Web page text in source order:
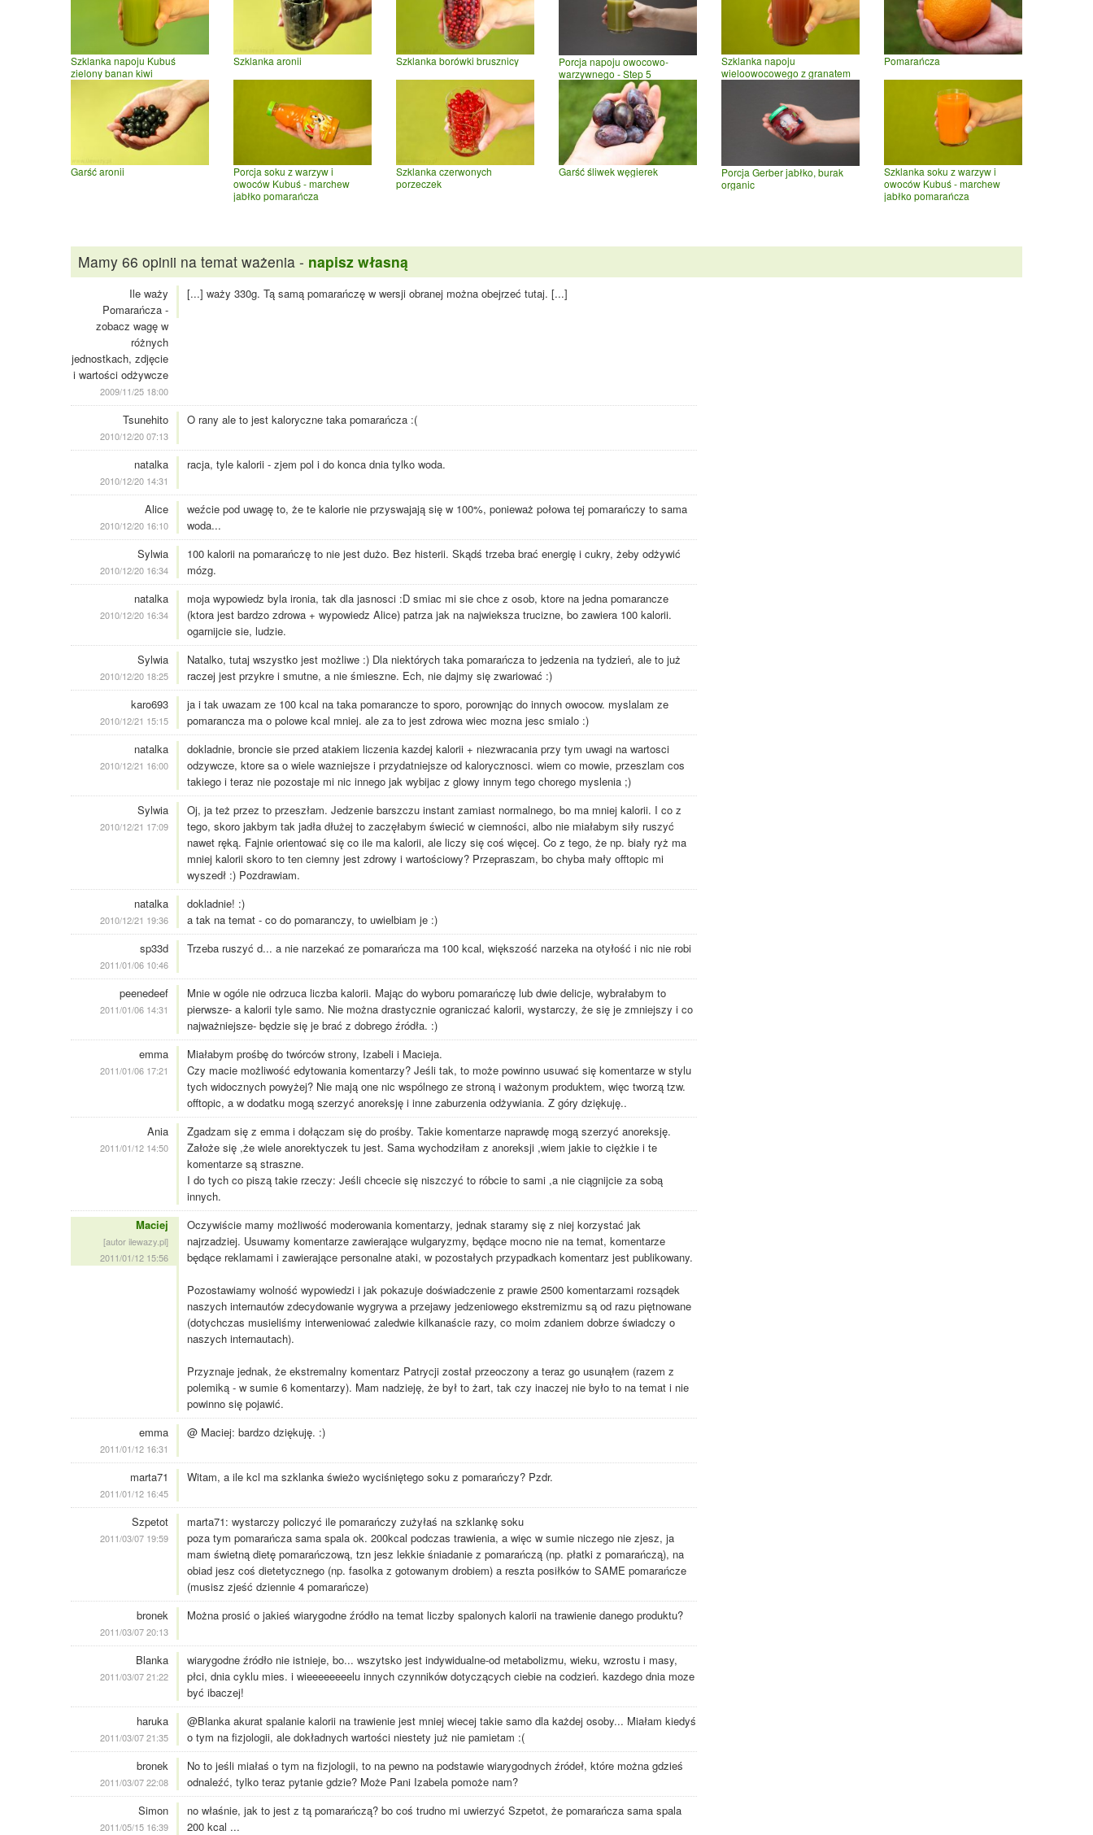
Szklanka napoju Kubuś
zielony banan kiwi
Szklanka aronii Szklanka borówki brusznicy
Porcja napoju owocowo-
warzywnego - Step 5
Szklanka napoju
wieloowocowego z granatem
Pomarańcza
Garść aronii
Porcja soku z warzyw i
owoców Kubuś - marchew
jabłko pomarańcza
Szklanka czerwonych
porzeczek
Garść śliwek węgierek
Porcja Gerber jabłko, burak
organic
Szklanka soku z warzyw i
owoców Kubuś - marchew
jabłko pomarańcza
Mamy 66 opinii na temat ważenia - napisz własną
Ile waży
Pomarańcza -
zobacz wagę w
różnych
jednostkach, zdjęcie
i wartości odżywcze
2009/11/25 18:00
[...] waży 330g. Tą samą pomarańczę w wersji obranej można obejrzeć tutaj. [...]
Tsunehito
2010/12/20 07:13
O rany ale to jest kaloryczne taka pomarańcza :(
natalka
2010/12/20 14:31
racja, tyle kalorii - zjem pol i do konca dnia tylko woda.
Alice
2010/12/20 16:10
weźcie pod uwagę to, że te kalorie nie przyswajają się w 100%, ponieważ połowa tej pomarańczy to sama
woda...
Sylwia
2010/12/20 16:34
100 kalorii na pomarańczę to nie jest dużo. Bez histerii. Skądś trzeba brać energię i cukry, żeby odżywić
mózg.
natalka
2010/12/20 16:34
moja wypowiedz byla ironia, tak dla jasnosci :D smiac mi sie chce z osob, ktore na jedna pomarancze
(ktora jest bardzo zdrowa + wypowiedz Alice) patrza jak na najwieksza trucizne, bo zawiera 100 kalorii.
ogarnijcie sie, ludzie.
Sylwia
2010/12/20 18:25
Natalko, tutaj wszystko jest możliwe :) Dla niektórych taka pomarańcza to jedzenia na tydzień, ale to już
raczej jest przykre i smutne, a nie śmieszne. Ech, nie dajmy się zwariować :)
karo693
2010/12/21 15:15
ja i tak uwazam ze 100 kcal na taka pomarancze to sporo, porownjąc do innych owocow. myslalam ze
pomarancza ma o polowe kcal mniej. ale za to jest zdrowa wiec mozna jesc smialo :)
natalka
2010/12/21 16:00
dokladnie, broncie sie przed atakiem liczenia kazdej kalorii + niezwracania przy tym uwagi na wartosci
odzywcze, ktore sa o wiele wazniejsze i przydatniejsze od kalorycznosci. wiem co mowie, przeszlam cos
takiego i teraz nie pozostaje mi nic innego jak wybijac z glowy innym tego chorego myslenia ;)
Sylwia
2010/12/21 17:09
Oj, ja też przez to przeszłam. Jedzenie barszczu instant zamiast normalnego, bo ma mniej kalorii. I co z
tego, skoro jakbym tak jadła dłużej to zaczęłabym świecić w ciemności, albo nie miałabym siły ruszyć
nawet ręką. Fajnie orientować się co ile ma kalorii, ale liczy się coś więcej. Co z tego, że np. biały ryż ma
mniej kalorii skoro to ten ciemny jest zdrowy i wartościowy? Przepraszam, bo chyba mały offtopic mi
wyszedł :) Pozdrawiam.
natalka
2010/12/21 19:36
dokladnie! :)
a tak na temat - co do pomaranczy, to uwielbiam je :)
sp33d
2011/01/06 10:46
Trzeba ruszyć d... a nie narzekać ze pomarańcza ma 100 kcal, większość narzeka na otyłość i nic nie robi
peenedeef
2011/01/06 14:31
Mnie w ogóle nie odrzuca liczba kalorii. Mając do wyboru pomarańczę lub dwie delicje, wybrałabym to
pierwsze- a kalorii tyle samo. Nie można drastycznie ograniczać kalorii, wystarczy, że się je zmniejszy i co
najważniejsze- będzie się je brać z dobrego źródła. :)
emma
2011/01/06 17:21
Miałabym prośbę do twórców strony, Izabeli i Macieja.
Czy macie możliwość edytowania komentarzy? Jeśli tak, to może powinno usuwać się komentarze w stylu
tych widocznych powyżej? Nie mają one nic wspólnego ze stroną i ważonym produktem, więc tworzą tzw.
offtopic, a w dodatku mogą szerzyć anoreksję i inne zaburzenia odżywiania. Z góry dziękuję..
Ania
2011/01/12 14:50
Zgadzam się z emma i dołączam się do prośby. Takie komentarze naprawdę mogą szerzyć anoreksję.
Założe się ,że wiele anorektyczek tu jest. Sama wychodziłam z anoreksji ,wiem jakie to ciężkie i te
komentarze są straszne.
I do tych co piszą takie rzeczy: Jeśli chcecie się niszczyć to róbcie to sami ,a nie ciągnijcie za sobą
innych.
Maciej
[autor ilewazy.pl]
2011/01/12 15:56
Oczywiście mamy możliwość moderowania komentarzy, jednak staramy się z niej korzystać jak
najrzadziej. Usuwamy komentarze zawierające wulgaryzmy, będące mocno nie na temat, komentarze
będące reklamami i zawierające personalne ataki, w pozostałych przypadkach komentarz jest publikowany.
Pozostawiamy wolność wypowiedzi i jak pokazuje doświadczenie z prawie 2500 komentarzami rozsądek
naszych internautów zdecydowanie wygrywa a przejawy jedzeniowego ekstremizmu są od razu piętnowane
(dotychczas musieliśmy interweniować zaledwie kilkanaście razy, co moim zdaniem dobrze świadczy o
naszych internautach).
Przyznaje jednak, że ekstremalny komentarz Patrycji został przeoczony a teraz go usunąłem (razem z
polemiką - w sumie 6 komentarzy). Mam nadzieję, że był to żart, tak czy inaczej nie było to na temat i nie
powinno się pojawić.
emma
2011/01/12 16:31
@ Maciej: bardzo dziękuję. :)
marta71
2011/01/12 16:45
Witam, a ile kcl ma szklanka świeżo wyciśniętego soku z pomarańczy? Pzdr.
Szpetot
2011/03/07 19:59
marta71: wystarczy policzyć ile pomarańczy zużyłaś na szklankę soku
poza tym pomarańcza sama spala ok. 200kcal podczas trawienia, a więc w sumie niczego nie zjesz, ja
mam świetną dietę pomarańczową, tzn jesz lekkie śniadanie z pomarańczą (np. płatki z pomarańczą), na
obiad jesz coś dietetycznego (np. fasolka z gotowanym drobiem) a reszta posiłków to SAME pomarańcze
(musisz zjeść dziennie 4 pomarańcze)
bronek
2011/03/07 20:13
Można prosić o jakieś wiarygodne źródło na temat liczby spalonych kalorii na trawienie danego produktu?
Blanka
2011/03/07 21:22
wiarygodne źródło nie istnieje, bo... wszytsko jest indywidualne-od metabolizmu, wieku, wzrostu i masy,
płci, dnia cyklu mies. i wieeeeeeeelu innych czynników dotyczących ciebie na codzień. kazdego dnia moze
być ibaczej!
haruka
2011/03/07 21:35
@Blanka akurat spalanie kalorii na trawienie jest mniej wiecej takie samo dla każdej osoby... Miałam kiedyś
o tym na fizjologii, ale dokładnych wartości niestety już nie pamietam :(
bronek
2011/03/07 22:08
No to jeśli miałaś o tym na fizjologii, to na pewno na podstawie wiarygodnych źródeł, które można gdzieś
odnaleźć, tylko teraz pytanie gdzie? Może Pani Izabela pomoże nam?
Simon
2011/05/15 16:39
no właśnie, jak to jest z tą pomarańczą? bo coś trudno mi uwierzyć Szpetot, że pomarańcza sama spala
200 kcal ...